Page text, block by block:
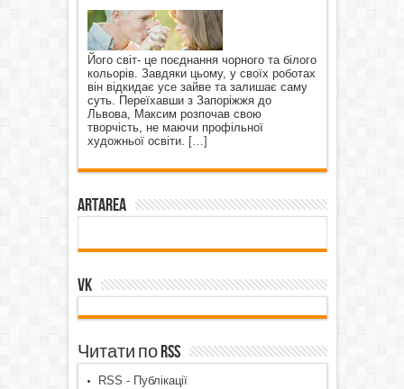
Його світ- це поєднання чорного та білого
кольорів. Завдяки цьому, у своїх роботах
він відкидає усе зайве та залишає саму
суть. Переїхавши з Запоріжжя до
Львова, Максим розпочав свою
творчість, не маючи профільної
художньої освіти. […]
ArtArea
VK
Читати по RSS
RSS - Публікації